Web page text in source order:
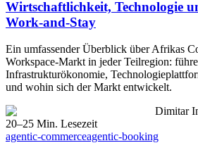
Wirtschaftlichkeit, Technologie
Work-and-Stay
Ein umfassender Überblick über Afrikas
Workspace-Markt in jeder Teilregion:
Infrastrukturökonomie,
und wohin sich der Markt entwickelt.
Dimitar
20–25 Min. Lesezeit
agentic-commerceagentic-booking